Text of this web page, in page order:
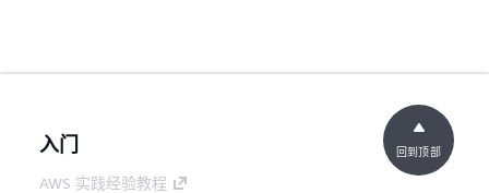
入门
AWS 实践经验教程
回到顶部